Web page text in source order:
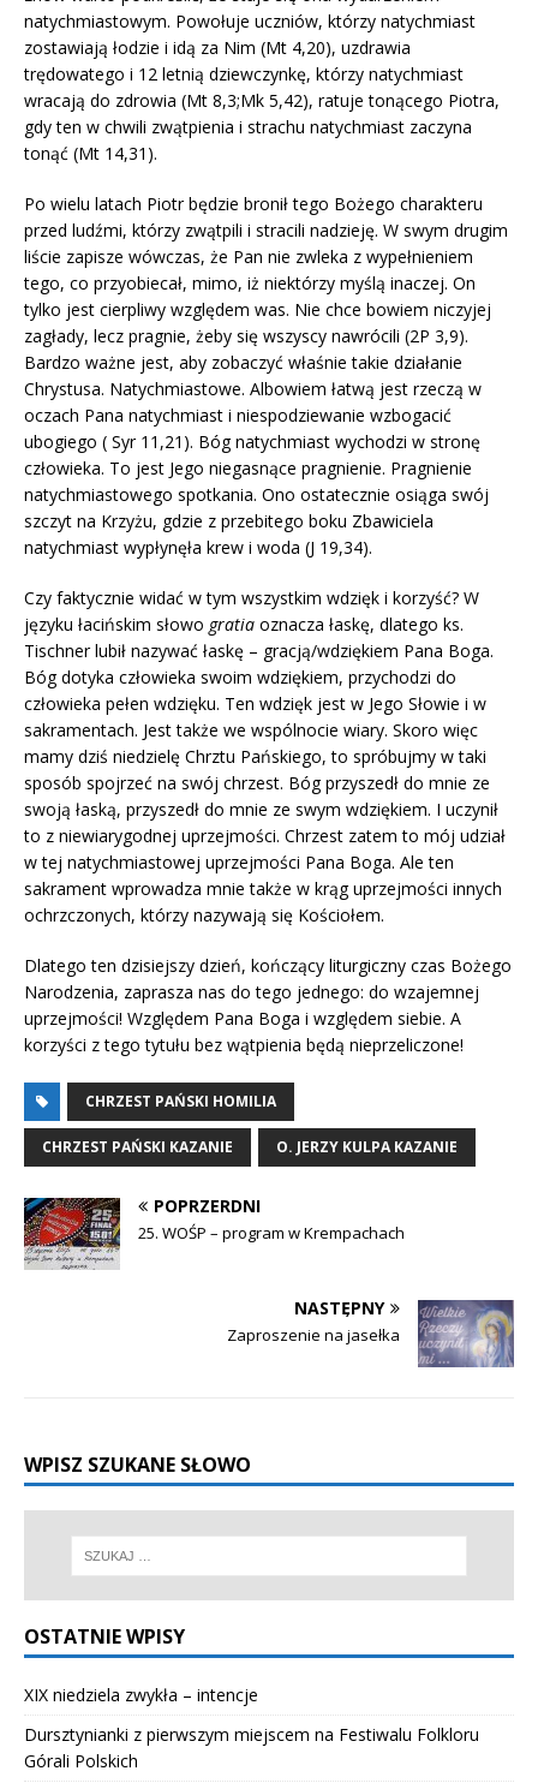
natychmiastowym. Powołuje uczniów, którzy natychmiast
zostawiają łodzie i idą za Nim (Mt 4,20), uzdrawia
trędowatego i 12 letnią dziewczynkę, którzy natychmiast
wracają do zdrowia (Mt 8,3;Mk 5,42), ratuje tonącego Piotra,
gdy ten w chwili zwątpienia i strachu natychmiast zaczyna
tonąć (Mt 14,31).
Po wielu latach Piotr będzie bronił tego Bożego charakteru
przed ludźmi, którzy zwątpili i stracili nadzieję. W swym drugim
liście zapisze wówczas, że Pan nie zwleka z wypełnieniem
tego, co przyobiecał, mimo, iż niektórzy myślą inaczej. On
tylko jest cierpliwy względem was. Nie chce bowiem niczyjej
zagłady, lecz pragnie, żeby się wszyscy nawrócili (2P 3,9).
Bardzo ważne jest, aby zobaczyć właśnie takie działanie
Chrystusa. Natychmiastowe. Albowiem łatwą jest rzeczą w
oczach Pana natychmiast i niespodziewanie wzbogacić
ubogiego ( Syr 11,21). Bóg natychmiast wychodzi w stronę
człowieka. To jest Jego niegasnące pragnienie. Pragnienie
natychmiastowego spotkania. Ono ostatecznie osiąga swój
szczyt na Krzyżu, gdzie z przebitego boku Zbawiciela
natychmiast wypłynęła krew i woda (J 19,34).
Czy faktycznie widać w tym wszystkim wdzięk i korzyść? W
języku łacińskim słowo gratia oznacza łaskę, dlatego ks.
Tischner lubił nazywać łaskę – gracją/wdziękiem Pana Boga.
Bóg dotyka człowieka swoim wdziękiem, przychodzi do
człowieka pełen wdzięku. Ten wdzięk jest w Jego Słowie i w
sakramentach. Jest także we wspólnocie wiary. Skoro więc
mamy dziś niedzielę Chrztu Pańskiego, to spróbujmy w taki
sposób spojrzeć na swój chrzest. Bóg przyszedł do mnie ze
swoją łaską, przyszedł do mnie ze swym wdziękiem. I uczynił
to z niewiarygodnej uprzejmości. Chrzest zatem to mój udział
w tej natychmiastowej uprzejmości Pana Boga. Ale ten
sakrament wprowadza mnie także w krąg uprzejmości innych
ochrzczonych, którzy nazywają się Kościołem.
Dlatego ten dzisiejszy dzień, kończący liturgiczny czas Bożego
Narodzenia, zaprasza nas do tego jednego: do wzajemnej
uprzejmości! Względem Pana Boga i względem siebie. A
korzyści z tego tytułu bez wątpienia będą nieprzeliczone!
CHRZEST PAŃSKI HOMILIA
CHRZEST PAŃSKI KAZANIE O. JERZY KULPA KAZANIE
POPRZERDNI
25. WOŚP – program w Krempachach
NASTĘPNY
Zaproszenie na jasełka
WPISZ SZUKANE SŁOWO
OSTATNIE WPISY
XIX niedziela zwykła – intencje
Dursztynianki z pierwszym miejscem na Festiwalu Folkloru
Górali Polskich